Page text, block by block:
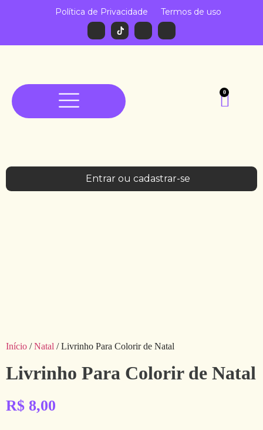
Política de Privacidade Termos de uso
0
Entrar ou cadastrar-se
Início /Natal / Livrinho Para Colorir de Natal
Livrinho Para Colorir de Natal
R$ 8,00